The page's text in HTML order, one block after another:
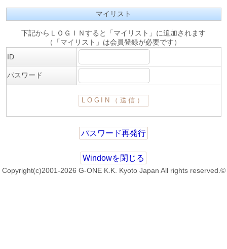
マイリスト
下記からＬＯＧＩＮすると「マイリスト」に追加されます
（「マイリスト」は会員登録が必要です）
ID
パスワード
パスワード再発行
Windowを閉じる
Copyright(c)2001-2026 G-ONE K.K. Kyoto Japan All rights reserved.©